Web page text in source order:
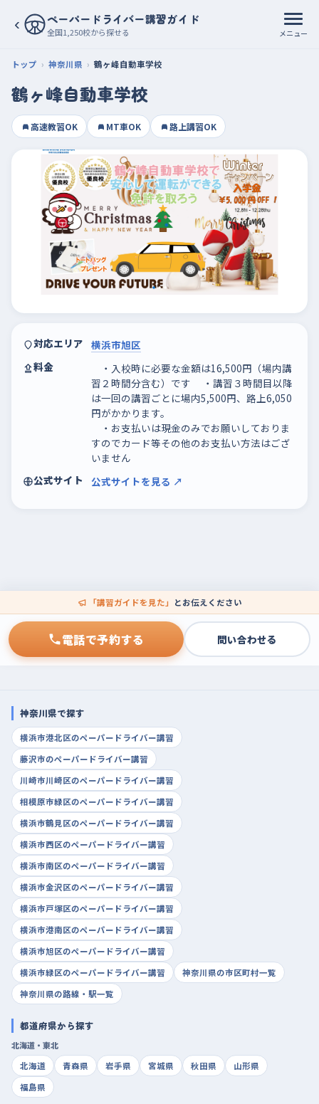
‹ ペーパードライバー講習ガイド
全国1,250校から探せる メニュー
トップ 神奈川県 鶴ヶ峰自動車学校
鶴ヶ峰自動車学校
高速教習OK MT車OK 路上講習OK
対応エリア 横浜市旭区
料金
・入校時に必要な金額は16,500円（場内講
習２時間分含む）です ・講習３時間目以降
は一回の講習ごとに場内5,500円、路上6,050
円がかかります。
・お支払いは現金のみでお願いしておりま
すのでカード等その他のお支払い方法はござ
いません
公式サイト
公式サイトを見る ↗
「講習ガイドを見た」 とお伝えください
電話で予約する 問い合わせる
神奈川県で探す
横浜市港北区のペーパードライバー講習
藤沢市のペーパードライバー講習
川崎市川崎区のペーパードライバー講習
相模原市緑区のペーパードライバー講習
横浜市鶴見区のペーパードライバー講習
横浜市西区のペーパードライバー講習
横浜市南区のペーパードライバー講習
横浜市金沢区のペーパードライバー講習
横浜市戸塚区のペーパードライバー講習
横浜市港南区のペーパードライバー講習
横浜市旭区のペーパードライバー講習
横浜市緑区のペーパードライバー講習
神奈川県の市区町村一覧
神奈川県の路線・駅一覧
都道府県から探す
北海道・東北
北海道
青森県 岩手県 宮城県 秋田県
山形県
福島県